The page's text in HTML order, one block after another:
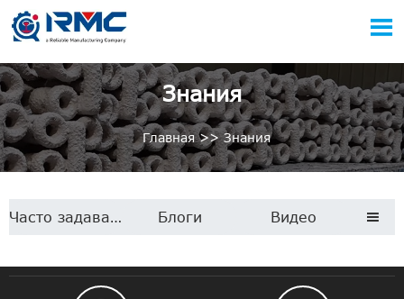

Знания
Главная>>Знания
Часто задаваемые вопросы Блоги Видео 